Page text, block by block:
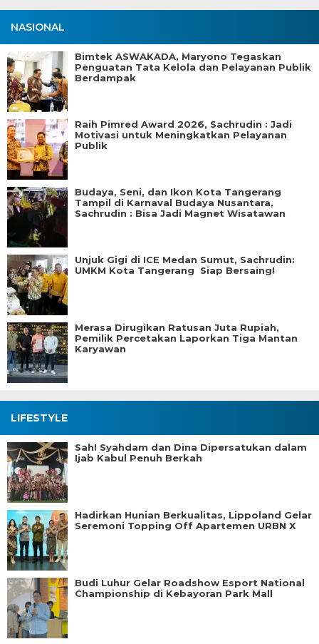
NASIONAL
Bimtek ASWAKADA, Maryono Tegaskan
Penguatan Tata Kelola dan Pelayanan Publik
Berdampak
Raih Pimred Award 2026, Sachrudin : Jadi
Motivasi untuk Meningkatkan Pelayanan
Publik
Budaya, Seni, dan Ikon Kota Tangerang
Tampil di Karnaval Budaya Nusantara,
Sachrudin : Bisa Jadi Magnet Wisatawan
Unjuk Gigi di ICE Medan Sumut, Sachrudin:
UMKM Kota Tangerang Siap Bersaing!
Merasa Dirugikan Ratusan Juta Rupiah,
Pemilik Percetakan Laporkan Tiga Mantan
Karyawan
LIFESTYLE
Sah! Syahdam dan Dina Dipersatukan dalam
Ijab Kabul Penuh Berkah
Hadirkan Hunian Berkualitas, Lippoland Gelar
Seremoni Topping Off Apartemen URBN X
Budi Luhur Gelar Roadshow Esport National
Championship di Kebayoran Park Mall